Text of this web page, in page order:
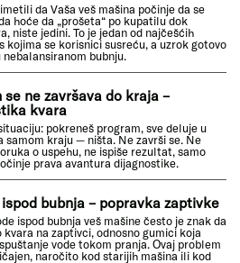
da Vaša veš mašina počinje da se
hoće da „prošeta“ po kupatilu dok
niste jedini. To je jedan od najčešćih
kojima se korisnici susreću, a uzrok gotovo
nebalansiranom bubnju.
se ne završava do kraja –
kvara
pokreneš program, sve deluje u
samom kraju — ništa. Ne završi se. Ne
o uspehu, ne ispiše rezultat, samo
prava avantura dijagnostike.
bubnja – popravka zaptivke
ispod bubnja veš mašine često je znak da
kvara na zaptivci, odnosno gumici koja
vode tokom pranja. Ovaj problem
naročito kod starijih mašina ili kod